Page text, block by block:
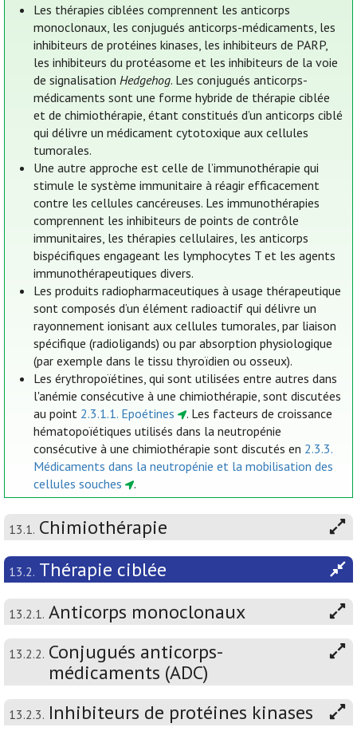
Les thérapies ciblées comprennent les anticorps
monoclonaux, les conjugués anticorps-médicaments, les
inhibiteurs de protéines kinases, les inhibiteurs de PARP,
les inhibiteurs du protéasome et les inhibiteurs de la voie
de signalisationHedgehog. Les conjugués anticorps-
médicaments sont une forme hybride de thérapie ciblée
et de chimiothérapie, étant constitués d’un anticorps ciblé
qui délivre un médicament cytotoxique aux cellules
tumorales.
Une autre approche est celle de l’immunothérapie qui
stimule le système immunitaire à réagir efficacement
contre les cellules cancéreuses. Les immunothérapies
comprennent les inhibiteurs de points de contrôle
immunitaires, les thérapies cellulaires, les anticorps
bispécifiques engageant les lymphocytes T et les agents
immunothérapeutiques divers.
Les produits radiopharmaceutiques à usage thérapeutique
sont composés d’un élément radioactif qui délivre un
rayonnement ionisant aux cellules tumorales, par liaison
spécifique (radioligands) ou par absorption physiologique
(par exemple dans le tissu thyroïdien ou osseux).
Les érythropoïétines, qui sont utilisées entre autres dans
l'anémie consécutive à une chimiothérapie, sont discutées
au point 2.3.1.1. Epoétines
. Les facteurs de croissance
hématopoïétiques utilisés dans la neutropénie
consécutive à une chimiothérapie sont discutés en 2.3.3.
Médicaments dans la neutropénie et la mobilisation des
cellules souches
.
13.1. Chimiothérapie
13.2. Thérapie ciblée
13.2.1. Anticorps monoclonaux
13.2.2. Conjugués anticorps-
médicaments (ADC)
13.2.3. Inhibiteurs de protéines kinases